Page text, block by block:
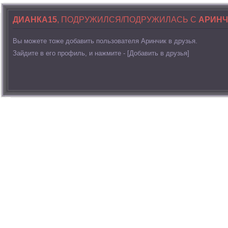
ДИАНКА15, ПОДРУЖИЛСЯ/ПОДРУЖИЛАСЬ С
Вы можете тоже добавить пользователя Аринчик в друзья.
Зайдите в его профиль, и нажмите - [Добавить в друзья]